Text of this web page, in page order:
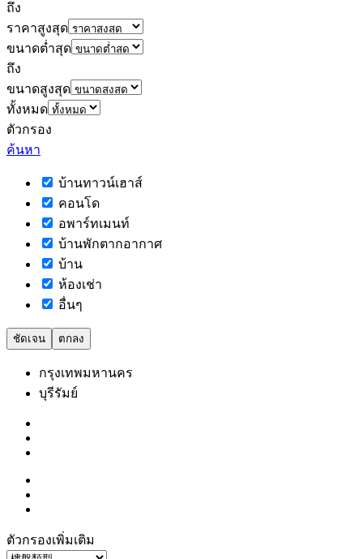
ถึง
ราคาสูงสุด
ขนาดต่ำสุด
ถึง
ขนาดสูงสุด
ทั้งหมด
ตัวกรอง
ค้นหา
บ้านทาวน์เฮาส์
คอนโด
อพาร์ทเมนท์
บ้านพักตากอากาศ
บ้าน
ห้องเช่า
อื่นๆ
ชัดเจน ตกลง
กรุงเทพมหานคร
บุรีรัมย์
ตัวกรองเพิ่มเติม